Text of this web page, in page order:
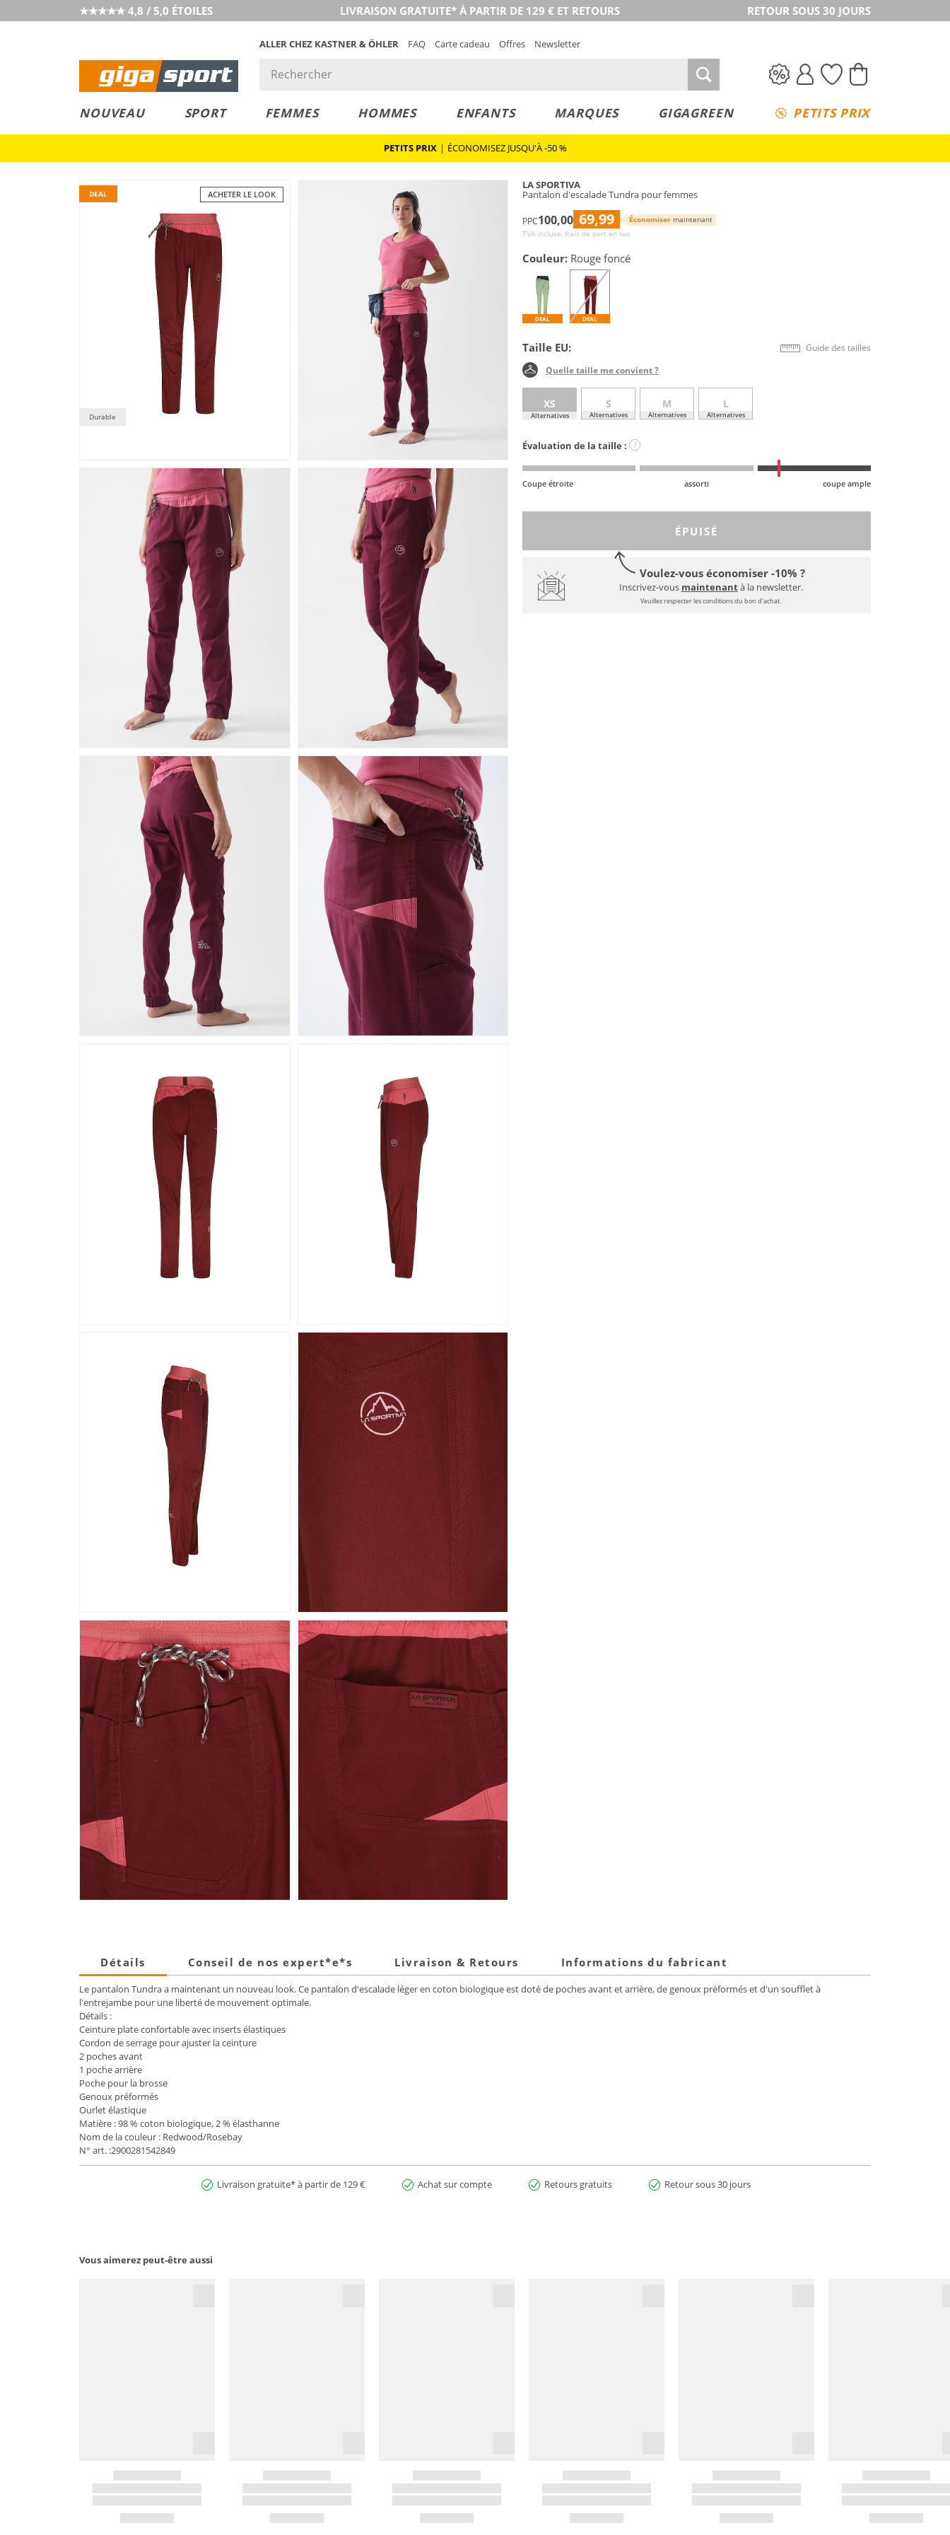
★★★★★ 4,8 / 5,0 ÉTOILES LIVRAISON GRATUITE* À PARTIR DE 129 € ET RETOURS RETOUR SOUS 30 JOURS
ALLER CHEZ KASTNER & ÖHLER FAQ Carte cadeau Offres Newsletter
NOUVEAU SPORT FEMMES HOMMES ENFANTS MARQUES GIGAGREEN PETITS PRIX
PETITS PRIX | ÉCONOMISEZ JUSQU'À -50 %
ACHETER LE LOOK
DEAL
Durable
LA SPORTIVA
Pantalon d'escalade Tundra pour femmes
PPC100,00 69,99 Économiser maintenant
TVA incluse, frais de port en sus
Couleur: Rouge foncé
DEAL DEAL
Taille EU: Guide des tailles
Quelle taille me convient ?
XS
Alternatives
S
Alternatives
M
Alternatives
L
Alternatives
Évaluation de la taille : ?
Coupe étroite assorti coupe ample
ÉPUISÉ
Voulez-vous économiser -10% ?
Inscrivez-vous maintenantà la newsletter.
Veuillez respecter les conditions du bon d'achat.
Détails Conseil de nos expert*e*s Livraison & Retours Informations du fabricant
Le pantalon Tundra a maintenant un nouveau look. Ce pantalon d'escalade léger en coton biologique est doté de poches avant et arrière, de genoux préformés et d'un soufflet à
l'entrejambe pour une liberté de mouvement optimale.
Détails :
Ceinture plate confortable avec inserts élastiques
Cordon de serrage pour ajuster la ceinture
2 poches avant
1 poche arrière
Poche pour la brosse
Genoux préformés
Ourlet élastique
Matière : 98 % coton biologique, 2 % élasthanne
Nom de la couleur : Redwood/Rosebay
N° art. :2900281542849
Livraison gratuite* à partir de 129 € Achat sur compte Retours gratuits Retour sous 30 jours
Vous aimerez peut-être aussi